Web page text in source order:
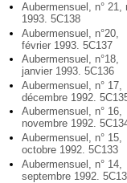
Aubermensuel, n° 21,
1993. 5C138
Aubermensuel, n°20,
février 1993. 5C137
Aubermensuel, n°18,
janvier 1993. 5C136
Aubermensuel, n° 17,
décembre 1992.
Aubermensuel, n° 16,
novembre 1992.
Aubermensuel, n° 15,
octobre 1992. 5C133
Aubermensuel, n° 14,
septembre 1992.